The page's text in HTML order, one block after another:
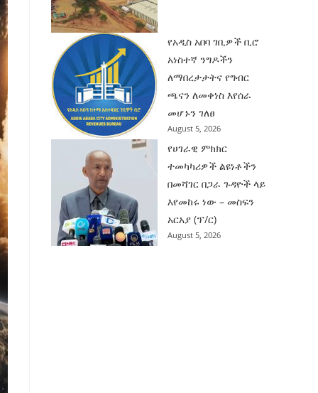
የአዲስ አበባ ገቢዎች ቢሮ
አነስተኛ ንግዶችን
ለማበረታታትና የግብር
ጫናን ለመቀነስ እየሰራ
መሆኑን ገለፀ
August 5, 2026
የሀገራዊ ምክክር
ተመካካሪዎች ልዩነቶችን
በመሻገር በጋራ ጉዳዮች ላይ
እየመከሩ ነው – መስፍን
አርአያ (ፕ/ር)
August 5, 2026